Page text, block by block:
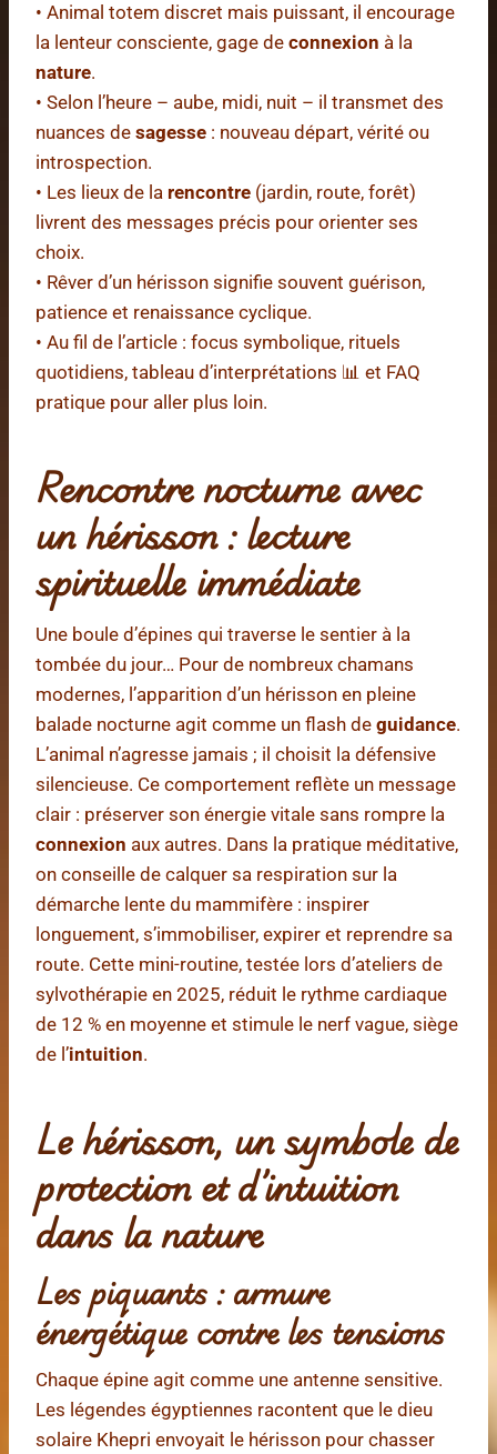
• Animal totem discret mais puissant, il encourage
la lenteur consciente, gage de connexion à la
nature.
• Selon l’heure – aube, midi, nuit – il transmet des
nuances de sagesse : nouveau départ, vérité ou
introspection.
• Les lieux de la rencontre (jardin, route, forêt)
livrent des messages précis pour orienter ses
choix.
• Rêver d’un hérisson signifie souvent guérison,
patience et renaissance cyclique.
• Au fil de l’article : focus symbolique, rituels
quotidiens, tableau d’interprétations 📊 et FAQ
pratique pour aller plus loin.
Rencontre nocturne avec
un hérisson : lecture
spirituelle immédiate
Une boule d’épines qui traverse le sentier à la
tombée du jour… Pour de nombreux chamans
modernes, l’apparition d’un hérisson en pleine
balade nocturne agit comme un flash de guidance.
L’animal n’agresse jamais ; il choisit la défensive
silencieuse. Ce comportement reflète un message
clair : préserver son énergie vitale sans rompre la
connexion aux autres. Dans la pratique méditative,
on conseille de calquer sa respiration sur la
démarche lente du mammifère : inspirer
longuement, s’immobiliser, expirer et reprendre sa
route. Cette mini-routine, testée lors d’ateliers de
sylvothérapie en 2025, réduit le rythme cardiaque
de 12 % en moyenne et stimule le nerf vague, siège
de l’intuition.
Le hérisson, un symbole de
protection et d’intuition
dans la nature
Les piquants : armure
énergétique contre les tensions
Chaque épine agit comme une antenne sensitive.
Les légendes égyptiennes racontent que le dieu
solaire Khepri envoyait le hérisson pour chasser